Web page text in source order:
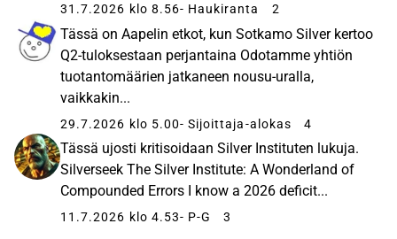
31.7.2026 klo 8.56- Haukiranta 2
Tässä on Aapelin etkot, kun Sotkamo Silver kertoo
Q2-tuloksestaan perjantaina Odotamme yhtiön
tuotantomäärien jatkaneen nousu-uralla,
vaikkakin...
29.7.2026 klo 5.00- Sijoittaja-alokas 4
Tässä ujosti kritisoidaan Silver Instituten lukuja.
Silverseek The Silver Institute: A Wonderland of
Compounded Errors I know a 2026 deficit...
11.7.2026 klo 4.53- P-G 3